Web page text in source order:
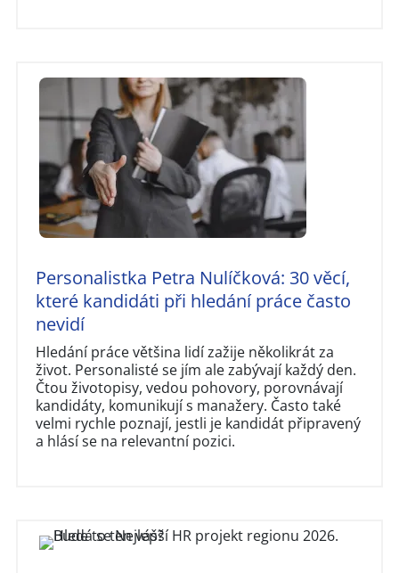
Personalistka Petra Nulíčková: 30 věcí,
které kandidáti při hledání práce často
nevidí
Hledání práce většina lidí zažije několikrát za
život. Personalisté se jím ale zabývají každý den.
Čtou životopisy, vedou pohovory, porovnávají
kandidáty, komunikují s manažery. Často také
velmi rychle poznají, jestli je kandidát připravený
a hlásí se na relevantní pozici.